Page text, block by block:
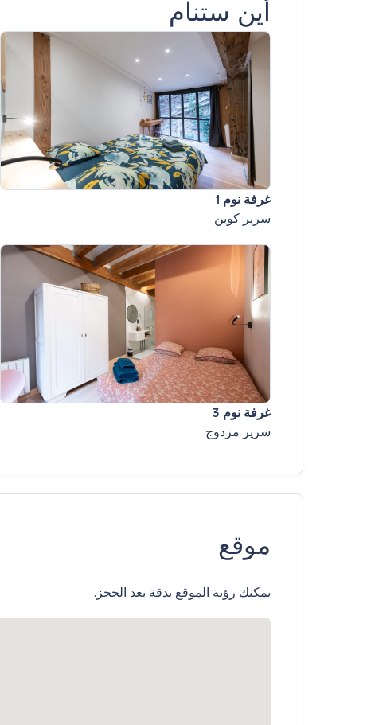
أين ستنام
غرفة نوم 1
سرير كوين
غرفة نوم 3
سرير مزدوج
موقع
يمكنك رؤية الموقع بدقة بعد الحجز.